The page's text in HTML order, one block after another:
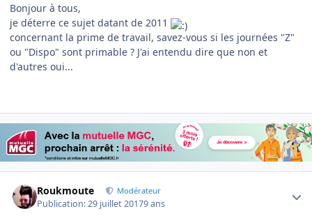
Bonjour à tous,
je déterre ce sujet datant de 2011
concernant la prime de travail, savez-vous si les journées "Z"
ou "Dispo" sont primable ? J'ai entendu dire que non et
d'autres oui...
Roukmoute Modérateur
Publication:29 juillet 20179 ans